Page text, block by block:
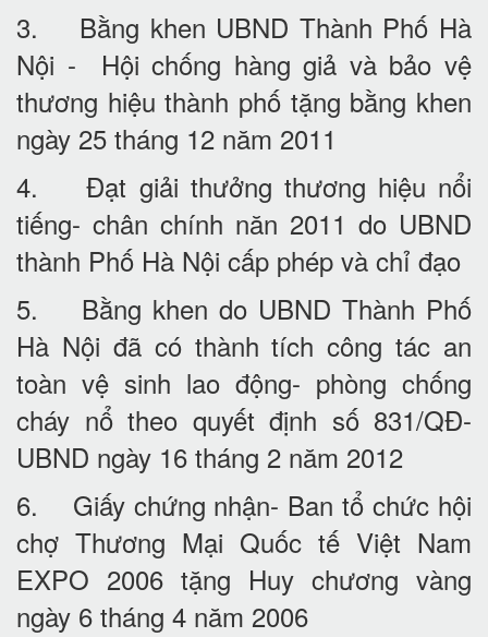
3. Bằng khen UBND Thành Phố Hà
Nội - Hội chống hàng giả và bảo vệ
thương hiệu thành phố tặng bằng khen
ngày 25 tháng 12 năm 2011
4. Đạt giải thưởng thương hiệu nổi
tiếng- chân chính năn 2011 do UBND
thành Phố Hà Nội cấp phép và chỉ đạo
5. Bằng khen do UBND Thành Phố
Hà Nội đã có thành tích công tác an
toàn vệ sinh lao động- phòng chống
cháy nổ theo quyết định số 831/QĐ-
UBND ngày 16 tháng 2 năm 2012
6. Giấy chứng nhận- Ban tổ chức hội
chợ Thương Mại Quốc tế Việt Nam
EXPO 2006 tặng Huy chương vàng
ngày 6 tháng 4 năm 2006